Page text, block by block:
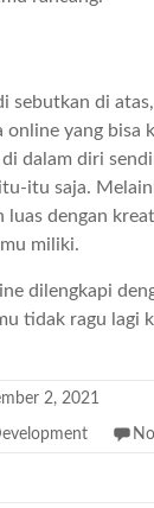
sebutkan di
yang bisa
dalam diri
itu saja.
luas dengan
miliki.
dilengkapi
tidak ragu lagi
2, 2021